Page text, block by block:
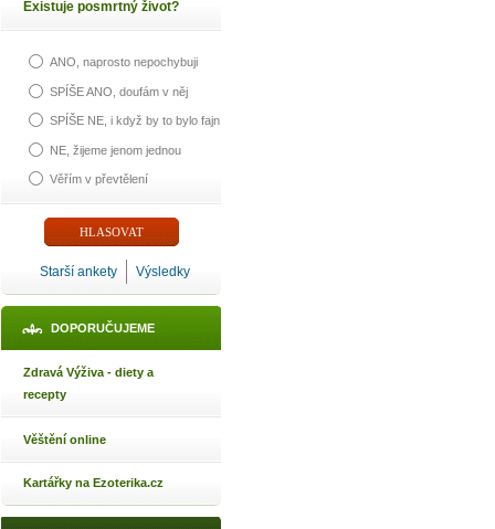
Existuje posmrtný život?
ANO, naprosto nepochybuji
SPÍŠE ANO, doufám v něj
SPÍŠE NE, i když by to bylo fajn
NE, žijeme jenom jednou
Věřím v převtělení
Starší ankety Výsledky
DOPORUČUJEME
Zdravá Výživa - diety a
recepty
Věštění online
Kartářky na Ezoterika.cz